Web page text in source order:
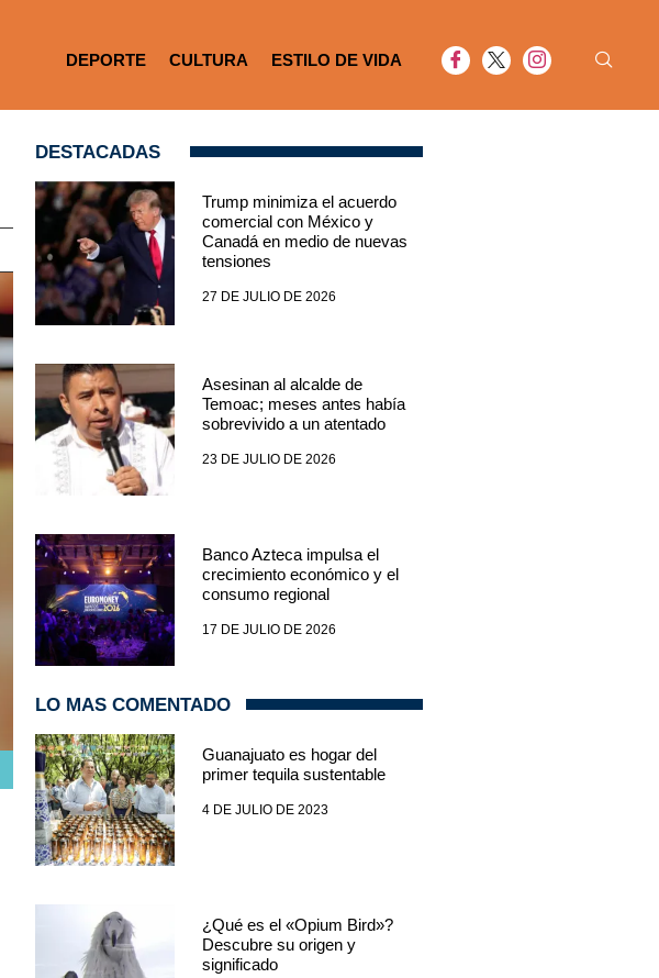
DEPORTE CULTURA ESTILO DE VIDA
DESTACADAS
Trump minimiza el acuerdo
comercial con México y
Canadá en medio de nuevas
tensiones
27 DE JULIO DE 2026
Asesinan al alcalde de
Temoac; meses antes había
sobrevivido a un atentado
23 DE JULIO DE 2026
Banco Azteca impulsa el
crecimiento económico y el
consumo regional
17 DE JULIO DE 2026
LO MAS COMENTADO
Guanajuato es hogar del
primer tequila sustentable
4 DE JULIO DE 2023
¿Qué es el «Opium Bird»?
Descubre su origen y
significado